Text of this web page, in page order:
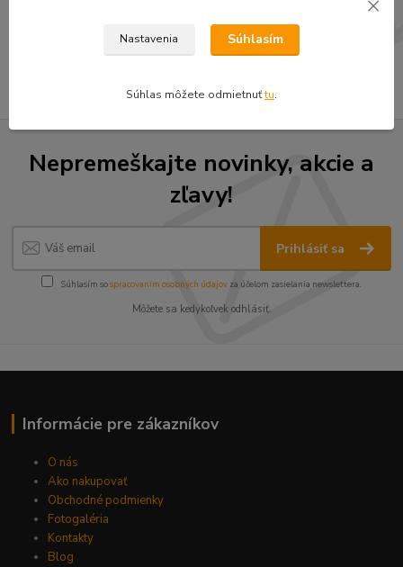
Abranet 70x420MM mriežkované brusivo
Nepremeškajte novinky, akcie a
zľavy!
Prihlásiť sa
Súhlasím sospracovaním osobných údajov za účelom zasielania newslettera.
Môžete sa kedykoľvek odhlásiť.
Informácie pre zákazníkov
O nás
Ako nakupovať
Obchodné podmienky
Fotogaléria
Kontakty
Blog
Nastavenia Súhlasím
Súhlas môžete odmietnuťtu.